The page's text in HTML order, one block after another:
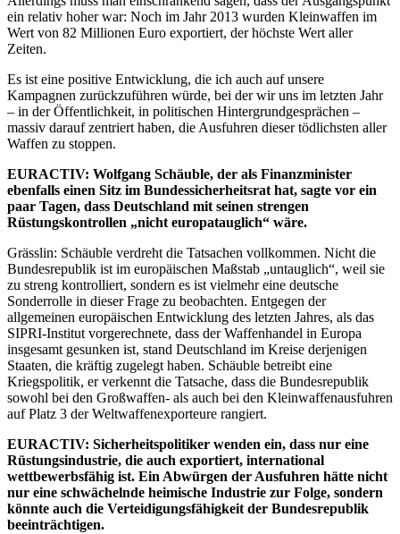
ein relativ hoher war: Noch im Jahr 2013 wurden Kleinwaffen im
Wert von 82 Millionen Euro exportiert, der höchste Wert aller
Zeiten.
Es ist eine positive Entwicklung, die ich auch auf unsere
Kampagnen zurückzuführen würde, bei der wir uns im letzten Jahr
– in der Öffentlichkeit, in politischen Hintergrundgesprächen –
massiv darauf zentriert haben, die Ausfuhren dieser tödlichsten aller
Waffen zu stoppen.
EURACTIV: Wolfgang Schäuble, der als Finanzminister
ebenfalls einen Sitz im Bundessicherheitsrat hat, sagte vor ein
paar Tagen, dass Deutschland mit seinen strengen
Rüstungskontrollen „nicht europatauglich“ wäre.
Grässlin: Schäuble verdreht die Tatsachen vollkommen. Nicht die
Bundesrepublik ist im europäischen Maßstab „untauglich“, weil sie
zu streng kontrolliert, sondern es ist vielmehr eine deutsche
Sonderrolle in dieser Frage zu beobachten. Entgegen der
allgemeinen europäischen Entwicklung des letzten Jahres, als das
SIPRI-Institut vorgerechnete, dass der Waffenhandel in Europa
insgesamt gesunken ist, stand Deutschland im Kreise derjenigen
Staaten, die kräftig zugelegt haben. Schäuble betreibt eine
Kriegspolitik, er verkennt die Tatsache, dass die Bundesrepublik
sowohl bei den Großwaffen- als auch bei den Kleinwaffenausfuhren
auf Platz 3 der Weltwaffenexporteure rangiert.
EURACTIV: Sicherheitspolitiker wenden ein, dass nur eine
Rüstungsindustrie, die auch exportiert, international
wettbewerbsfähig ist. Ein Abwürgen der Ausfuhren hätte nicht
nur eine schwächelnde heimische Industrie zur Folge, sondern
könnte auch die Verteidigungsfähigkeit der Bundesrepublik
beeinträchtigen.